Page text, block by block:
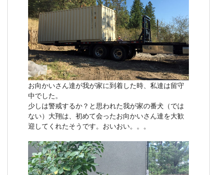
お向かいさん達が我が家に到着した時、私達は留守
中でした。
少しは警戒するか？と思われた我が家の番犬（では
ない）大翔は、初めて会ったお向かいさん達を大歓
迎してくれたそうです。おいおい。。。